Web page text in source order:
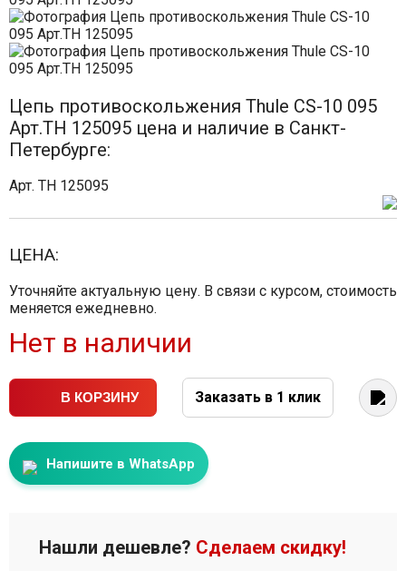
Цепь противоскольжения Thule CS-10 095
Арт.TH 125095 цена и наличие в Санкт-
Петербурге:
Арт. TH 125095
ЦЕНА:
Уточняйте актуальную цену. В связи с курсом, стоимость
меняется ежедневно.
Нет в наличии
В КОРЗИНУ Заказать в 1 клик
Напишите в WhatsApp
Нашли дешевле? Сделаем скидку!